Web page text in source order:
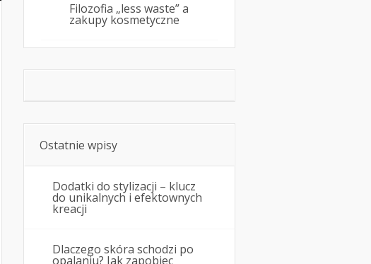
Filozofia „less waste” a
zakupy kosmetyczne
Ostatnie wpisy
Dodatki do stylizacji – klucz
do unikalnych i efektownych
kreacji
Dlaczego skóra schodzi po
opalaniu? Jak zapobiec